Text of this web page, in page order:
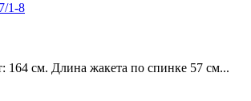
1-8
164 см. Длина жакета по спинке 57 см...